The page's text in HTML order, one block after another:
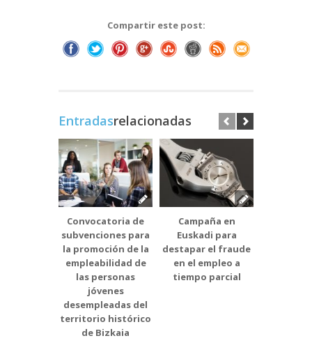
Compartir este post:
Entradasrelacionadas
Convocatoria de
subvenciones para
la promoción de la
empleabilidad de
las personas
jóvenes
desempleadas del
territorio histórico
de Bizkaia
Campaña en
Euskadi para
destapar el fraude
en el empleo a
tiempo parcial